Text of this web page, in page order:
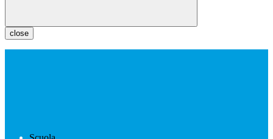
close